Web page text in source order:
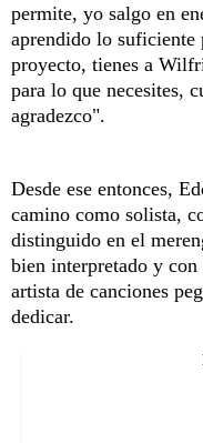
permite, yo salgo en
aprendido lo suficiente
proyecto, tienes a
para lo que necesites,
agradezco".
Desde ese entonces,
camino como solista,
distinguido en el
bien interpretado y
artista de canciones
dedicar.